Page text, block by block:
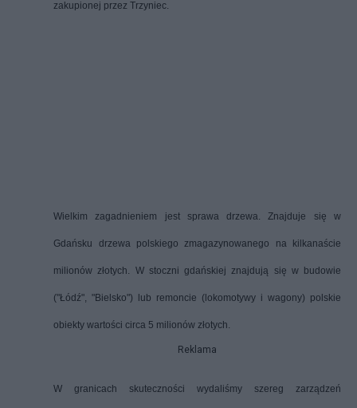
zakupionej przez Trzyniec.
Wielkim zagadnieniem jest sprawa drzewa. Znajduje się w
Gdańsku drzewa polskiego zmagazynowanego na kilkanaście
milionów złotych. W stoczni gdańskiej znajdują się w budowie
("Łódź", "Bielsko") lub remoncie (lokomotywy i wagony) polskie
obiekty wartości circa 5 milionów złotych.
Reklama
W granicach skuteczności wydaliśmy szereg zarządzeń